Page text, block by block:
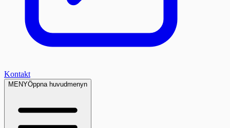
Kontakt
MENYÖppna huvudmenyn